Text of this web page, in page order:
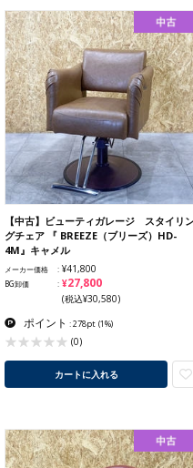
【中古】ビューティガレージ スタイリ
グチェア 『 BREEZE（ブリーズ）HD-
4M』キャメル
メーカー価格 ¥41,800
BG卸価 ¥27,800
(税込¥30,580)
ポイント : 278pt (1%)
(0)
カートに入れる